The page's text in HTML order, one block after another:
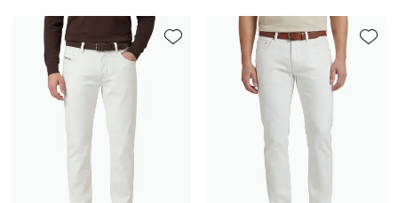
William Lockie
Xacus
Alle merken
Toevoegen aan favorieten